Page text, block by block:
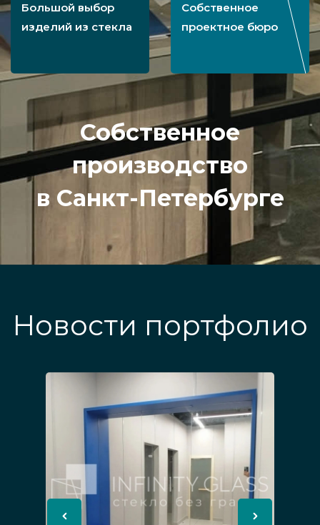
Большой выбор
изделий из стекла
Собственное
проектное бюро
Собственное
производство
в Санкт-Петербурге
Новости портфолио